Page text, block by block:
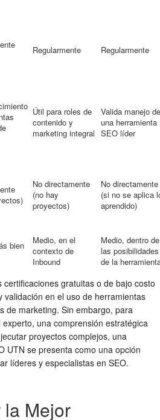
Regularmente Regularmente
Útil para roles de
contenido y
marketing integral
Valida manejo de
una herramienta
SEO líder
No directamente
(no hay
proyectos)
No directamente
(si no se aplica
aprendido)
bien
Medio, en el
contexto de
Inbound
Medio, dentro de
las posibilidades
de la
gratuitas o de bajo costo
validación en el uso de herramientas
de marketing. Sin embargo, para
una comprensión estratégica
proyectos complejos, una
UTN se presenta como una opción
líderes y especialistas en SEO.
Mejor